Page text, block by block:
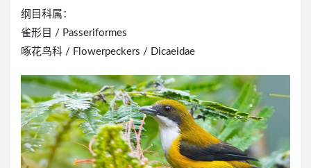
纲目科属：
雀形目 / Passeriformes
啄花鸟科 / Flowerpeckers / Dicaeidae